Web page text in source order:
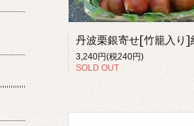
3,240円(税240円)
SOLD OUT